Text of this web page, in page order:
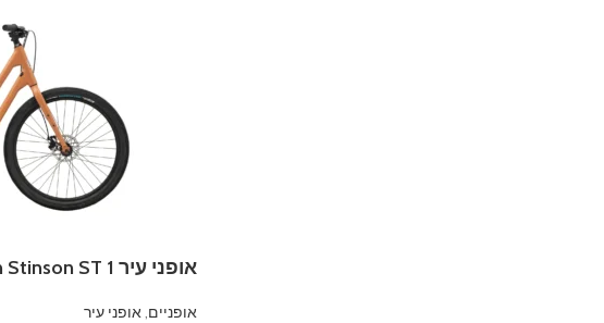
אופני עיר Marin Stinson ST 1
אופניים,אופני עיר